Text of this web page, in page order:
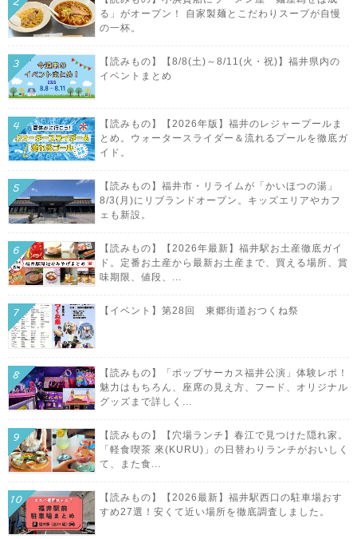
る」がオープン！ 自家製麺とこだわりスープが自慢
の一杯。
【読みもの】【8/8(土)～8/11(火・祝)】福井県内の
イベントまとめ
【読みもの】【2026年版】福井のレジャープールま
とめ。ウォータースライダー＆流れるプールを徹底ガ
イド。
【読みもの】福井市・リライムが「かいほつの湯」
8/3(月)にリブランドオープン。キッズエリアやカフ
ェも新設。
【読みもの】【2026年最新】福井駅お土産徹底ガイ
ド。定番お土産から最新お土産まで、買える場所、賞
味期限、値段、...
【イベント】第28回 東郷街道おつくね祭
【読みもの】「ポップサーカス福井公演」体験レポ！
魅力はもちろん、座席の見え方、フード、オリジナル
グッズまで詳しく...
【読みもの】【穴場ランチ】春江で見つけた隠れ家。
「軽食喫茶 來(KURU)」の日替わりランチがおいしく
て、また食...
【読みもの】【2026最新】福井駅西口の駐車場おす
すめ27選！安くて近い場所を徹底調査しました。